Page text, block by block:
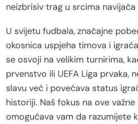
neizbrisiv trag u srcima
U svijetu fudbala, značajne
okosnica uspjeha timova i
se osvoji na velikim turnirima,
prvenstvo ili UEFA Liga prvaka,
slavu već i povećava status
historiji. Naš fokus na ove
omogućava vam da razumijete